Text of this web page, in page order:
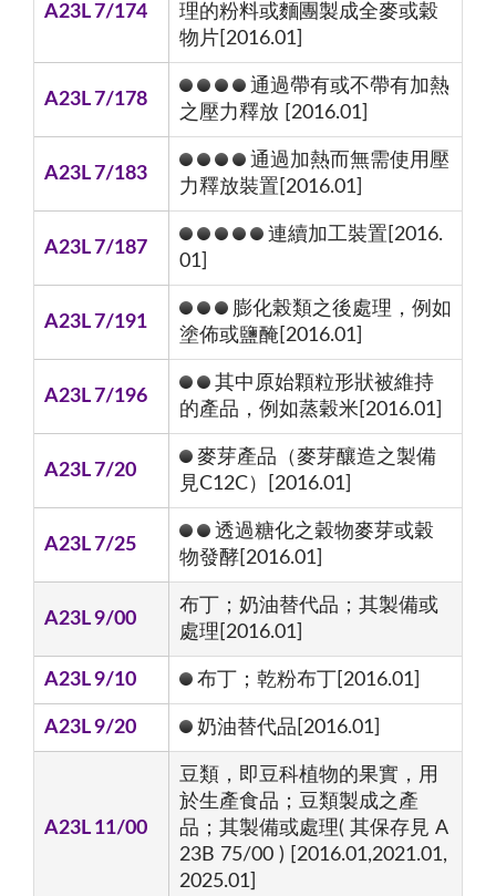
A23L 7/174
理的粉料或麵團製成全麥或穀
物片[2016.01]
A23L 7/178
通過帶有或不帶有加熱
之壓力釋放 [2016.01]
A23L 7/183
通過加熱而無需使用壓
力釋放裝置[2016.01]
A23L 7/187
連續加工裝置[2016.
01]
A23L 7/191
膨化榖類之後處理，例如
塗佈或鹽醃[2016.01]
A23L 7/196
其中原始顆粒形狀被維持
的產品，例如蒸穀米[2016.01]
A23L 7/20
麥芽產品（麥芽釀造之製備
見C12C）[2016.01]
A23L 7/25
透過糖化之穀物麥芽或穀
物發酵[2016.01]
A23L 9/00
布丁；奶油替代品；其製備或
處理[2016.01]
A23L 9/10 布丁；乾粉布丁[2016.01]
A23L 9/20 奶油替代品[2016.01]
A23L 11/00
豆類，即豆科植物的果實，用
於生產食品；豆類製成之產
品；其製備或處理( 其保存見 A
23B 75/00 ) [2016.01,2021.01,
2025.01]